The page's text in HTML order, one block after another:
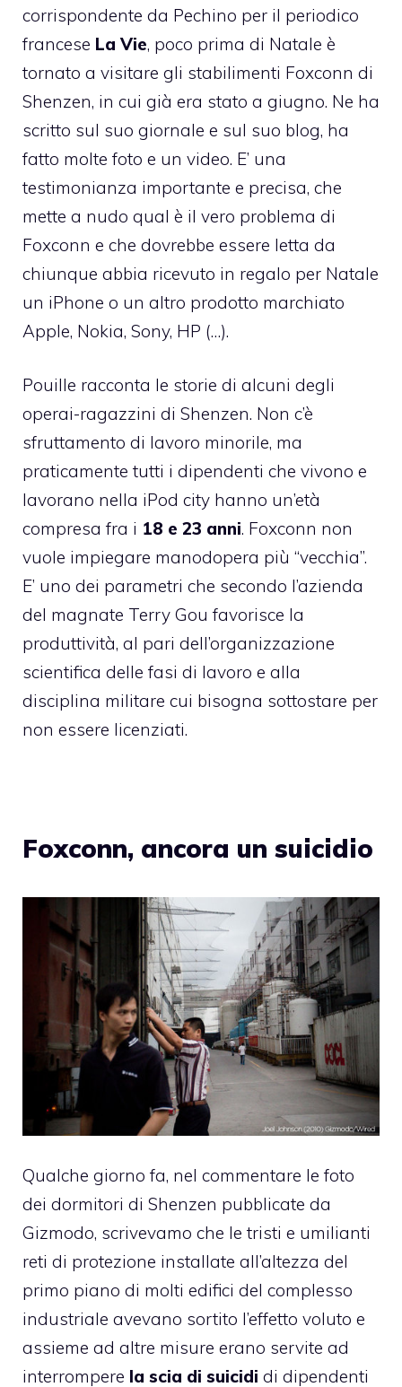
corrispondente da Pechino per il periodico
francese La Vie, poco prima di Natale è
tornato a visitare gli stabilimenti Foxconn di
Shenzen, in cui già era stato a giugno. Ne ha
scritto sul suo giornale e sul suo blog, ha
fatto molte foto e un video. E’ una
testimonianza importante e precisa, che
mette a nudo qual è il vero problema di
Foxconn e che dovrebbe essere letta da
chiunque abbia ricevuto in regalo per Natale
un iPhone o un altro prodotto marchiato
Apple, Nokia, Sony, HP (…).
Pouille racconta le storie di alcuni degli
operai-ragazzini di Shenzen. Non c’è
sfruttamento di lavoro minorile, ma
praticamente tutti i dipendenti che vivono e
lavorano nella iPod city hanno un’età
compresa fra i 18 e 23 anni. Foxconn non
vuole impiegare manodopera più “vecchia”.
E’ uno dei parametri che secondo l’azienda
del magnate Terry Gou favorisce la
produttività, al pari dell’organizzazione
scientifica delle fasi di lavoro e alla
disciplina militare cui bisogna sottostare per
non essere licenziati.
Foxconn, ancora un suicidio
Qualche giorno fa, nel commentare le foto
dei dormitori di Shenzen pubblicate da
Gizmodo, scrivevamo che le tristi e umilianti
reti di protezione installate all’altezza del
primo piano di molti edifici del complesso
industriale avevano sortito l’effetto voluto e
assieme ad altre misure erano servite ad
interrompere la scia di suicidi di dipendenti